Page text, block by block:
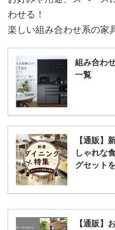
わせる！
楽しい組み合わせ系の家
組み合わ
一覧
【通販】
しゃれな
グセット
【通販】